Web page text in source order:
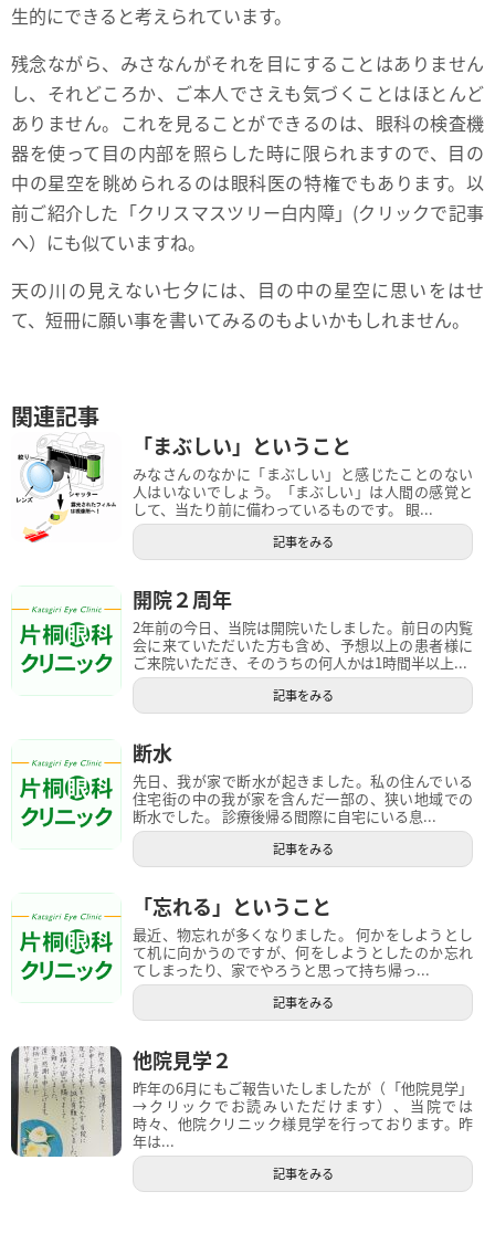
生的にできると考えられています。
残念ながら、みさなんがそれを目にすることはありません
し、それどころか、ご本人でさえも気づくことはほとんど
ありません。これを見ることができるのは、眼科の検査機
器を使って目の内部を照らした時に限られますので、目の
中の星空を眺められるのは眼科医の特権でもあります。以
前ご紹介した 「クリスマスツリー白内障」(クリックで記事
へ） にも似ていますね。
天の川の見えない七夕には、目の中の星空に思いをはせ
て、短冊に願い事を書いてみるのもよいかもしれません。
関連記事
「まぶしい」ということ
みなさんのなかに「まぶしい」と感じたことのない
人はいないでしょう。「まぶしい」は人間の感覚と
して、当たり前に備わっているものです。 眼...
記事をみる
開院２周年
2年前の今日、当院は開院いたしました。前日の内覧
会に来ていただいた方も含め、予想以上の患者様に
ご来院いただき、そのうちの何人かは1時間半以上...
記事をみる
断水
先日、我が家で断水が起きました。私の住んでいる
住宅街の中の我が家を含んだ一部の、狭い地域での
断水でした。 診療後帰る間際に自宅にいる息...
記事をみる
「忘れる」ということ
最近、物忘れが多くなりました。 何かをしようとし
て机に向かうのですが、何をしようとしたのか忘れ
てしまったり、家でやろうと思って持ち帰っ...
記事をみる
他院見学２
昨年の6月にもご報告いたしましたが（「他院見学」
→クリックでお読みいただけます）、当院では
時々、他院クリニック様見学を行っております。昨
年は...
記事をみる